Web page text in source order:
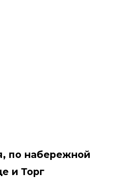
по набережной
и Торг